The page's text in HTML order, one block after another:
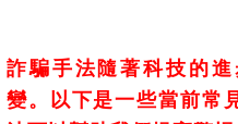
詐騙手法隨著科技的
變。以下是一些當前常